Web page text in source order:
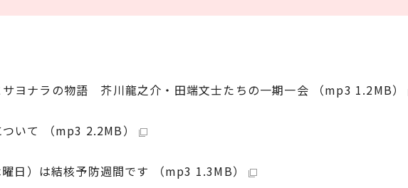
ヨナラの物語 芥川龍之介・田端文士たちの一期一会 （mp3 1.2MB）
いて （mp3 2.2MB）
日）は結核予防週間です （mp3 1.3MB）